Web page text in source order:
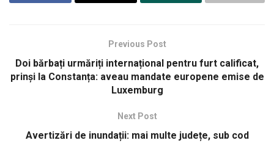
Previous Post
Doi bărbați urmăriți internațional pentru furt calificat,
prinși la Constanța: aveau mandate europene emise de
Luxemburg
Next Post
Avertizări de inundații: mai multe județe, sub cod